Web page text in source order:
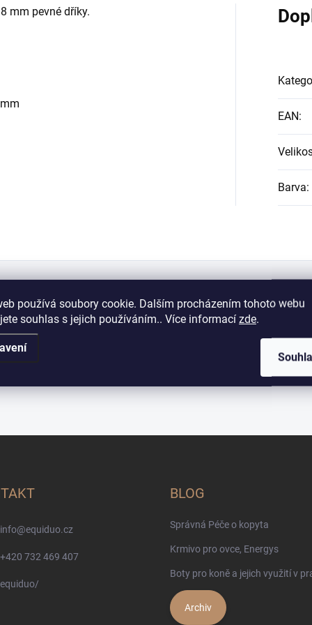
používá soubory cookie. Dalším procházením tohoto webu
souhlas s jejich používáním.. Více informací zde.
mm pevné dříky.
EAN:
Barva:
info@equiduo.cz
+420 732 469 407
equiduo/
BLOG
Správná Péče o kopyta
Krmivo pro ovce, Energys
Boty pro koně a jejich využití v
Archiv